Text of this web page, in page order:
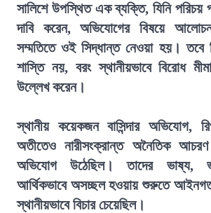
সালিশে উপস্থিত এক ব্যক্তি, যিনি পরিচয়
দাবি করেন, অভিযোগের বিষয়ে
সম্মতিতে ওই সিদ্ধান্ত নেওয়া হয়। তবে
শাস্তি নয়, বরং স্থানীয়ভাবে বিরোধ
উল্লেখ করেন।
স্থানীয় কয়েকজন বাসিন্দার অভিযোগ,
অতীতেও নারীসংক্রান্ত অনৈতিক
অভিযোগ উঠেছিল। তাদের ভাষ্য,
আর্থিকভাবে অসচ্ছল হওয়ায় শুরুতে আইনগত
স্থানীয়ভাবে বিচার চেয়েছিল।